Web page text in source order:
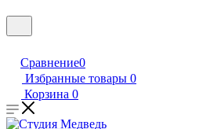
Сравнение0
Избранные товары 0
Корзина 0